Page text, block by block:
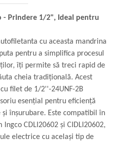
- Prindere 1/2", Ideal pentru
cu aceasta mandrina
pentru a simplifica procesul
îți permite să treci rapid de
cheia tradițională. Acest
filet de 1/2''-24UNF-2B
esențial pentru eficiență
înșurubare. Este compatibil în
CDLI20602 și CIDLI20602,
electrice cu același tip de